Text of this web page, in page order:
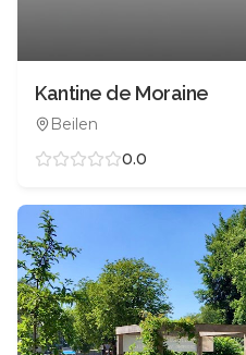
Kantine de Moraine
Beilen
0.0